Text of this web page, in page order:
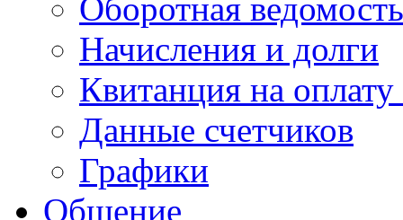
Оборотная ведомость
Начисления и долги
Квитанция на
Данные счетчиков
Графики
Общение